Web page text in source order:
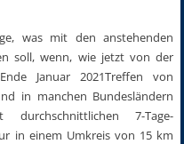
was mit den anstehenden
soll, wenn, wie jetzt von der
Januar 2021Treffen von
in manchen Bundesländern
7-Tage-
in einem Umkreis von 15 km